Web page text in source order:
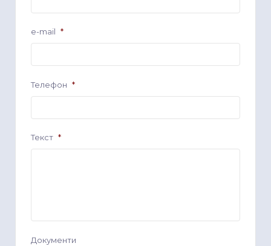
e-mail *
Телефон *
Текст *
Документи